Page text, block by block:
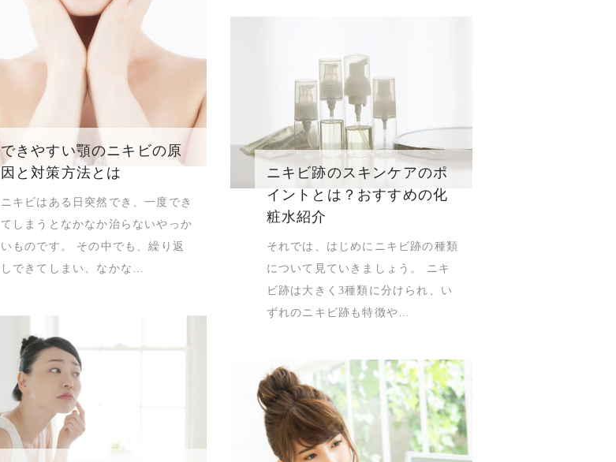
できやすい顎のニキビの原
因と対策方法とは
ニキビはある日突然でき、一度でき
てしまうとなかなか治らないやっか
いものです。 その中でも、繰り返
しできてしまい、なかな…
ニキビ跡のスキンケアのポ
イントとは？おすすめの化
粧水紹介
それでは、はじめにニキビ跡の種類
について見ていきましょう。 ニキ
ビ跡は大きく3種類に分けられ、い
ずれのニキビ跡も特徴や…